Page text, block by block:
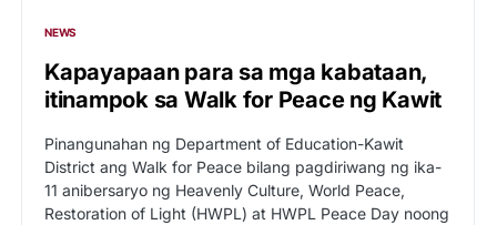
NEWS
Kapayapaan para sa mga kabataan,
itinampok sa Walk for Peace ng Kawit
Pinangunahan ng Department of Education-Kawit
District ang Walk for Peace bilang pagdiriwang ng ika-
11 anibersaryo ng Heavenly Culture, World Peace,
Restoration of Light (HWPL) at HWPL Peace Day noong